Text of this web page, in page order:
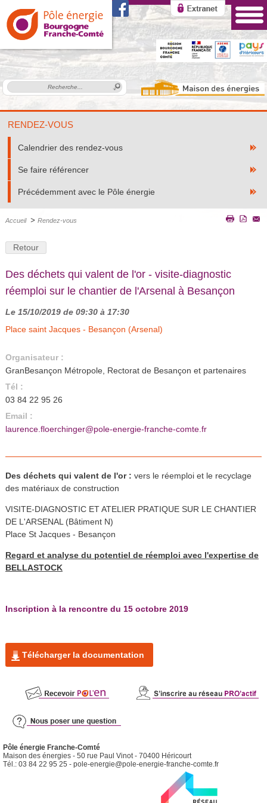
RENDEZ-VOUS
Calendrier des rendez-vous
Se faire référencer
Précédemment avec le Pôle énergie
Accueil > Rendez-vous
Retour
Des déchets qui valent de l'or - visite-diagnostic
réemploi sur le chantier de l'Arsenal à Besançon
Le 15/10/2019 de 09:30 à 17:30
Place saint Jacques - Besançon (Arsenal)
Organisateur :
GranBesançon Métropole, Rectorat de Besançon et partenaires
Tél :
03 84 22 95 26
Email :
laurence.floerchinger@pole-energie-franche-comte.fr
Des déchets qui valent de l'or : vers le réemploi et le recyclage
des matériaux de construction
VISITE-DIAGNOSTIC ET ATELIER PRATIQUE SUR LE CHANTIER
DE L'ARSENAL (Bâtiment N)
Place St Jacques - Besançon
Regard et analyse du potentiel de réemploi avec l'expertise de
BELLASTOCK
Inscription à la rencontre du 15 octobre 2019
Télécharger la documentation
Pôle énergie Franche-Comté
Maison des énergies - 50 rue Paul Vinot - 70400 Héricourt
Tél.: 03 84 22 95 25 - pole-energie@pole-energie-franche-comte.fr